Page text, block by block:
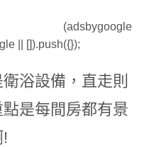
(adsbygoogle
|| []).push({});
浴設備，直走則
是每間房都有景